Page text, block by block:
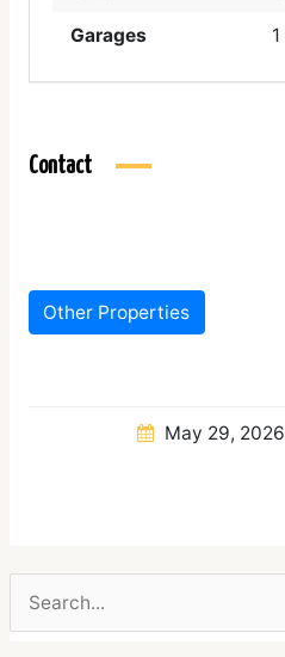
Garages 1
Contact
Other Properties
May 29, 2026
for: